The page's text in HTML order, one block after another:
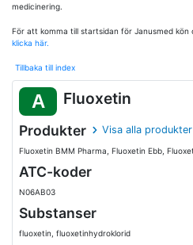
medicinering.
För att komma till startsidan för Janusmed
klicka här.
Tillbaka till index
A Fluoxetin
Produkter Visa alla produkter
Fluoxetin BMM Pharma, Fluoxetin Ebb,
ATC-koder
N06AB03
Substanser
fluoxetin, fluoxetinhydroklorid